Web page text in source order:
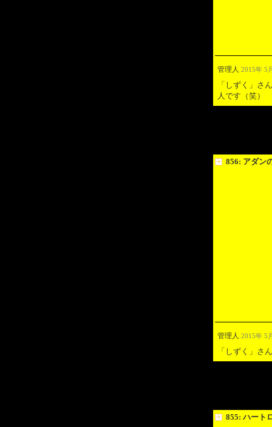
管理人 2015年 5
「しずく」さ
人です（笑）
856: アダン
管理人 2015年 5
「しずく」さ
855: ハート